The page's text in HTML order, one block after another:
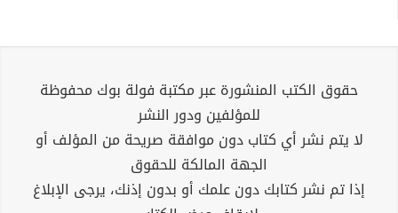
حقوق الكتب المنشورة عبر مكتبة فولة بوك محفوظة
للمؤلفين ودور النشر
لا يتم نشر أي كتاب دون موافقة صريحة من المؤلف أو
الجهة المالكة للحقوق
إذا تم نشر كتابك دون علمك أو بدون إذنك، يرجى الإبلاغ